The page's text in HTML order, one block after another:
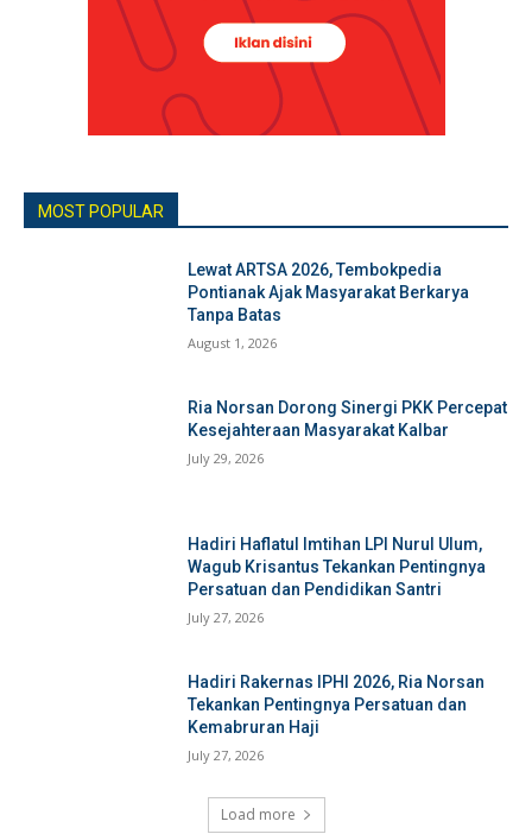
MOST POPULAR
Lewat ARTSA 2026, Tembokpedia
Pontianak Ajak Masyarakat Berkarya
Tanpa Batas
August 1, 2026
Ria Norsan Dorong Sinergi PKK Percepat
Kesejahteraan Masyarakat Kalbar
July 29, 2026
Hadiri Haflatul Imtihan LPI Nurul Ulum,
Wagub Krisantus Tekankan Pentingnya
Persatuan dan Pendidikan Santri
July 27, 2026
Hadiri Rakernas IPHI 2026, Ria Norsan
Tekankan Pentingnya Persatuan dan
Kemabruran Haji
July 27, 2026
Load more